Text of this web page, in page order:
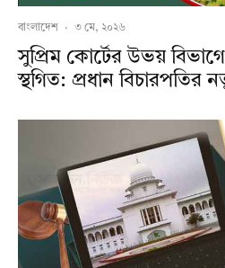
বাংলাদেশ · ৩ মে, ২০২৬
সুপ্রিম কোর্টের উভয়
স্থগিত: প্রধান বিচারপতির